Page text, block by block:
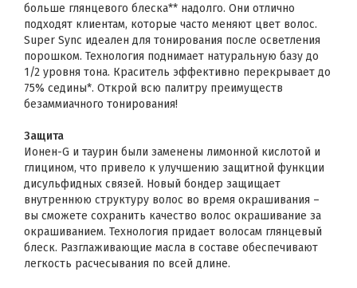
больше глянцевого блеска** надолго. Они отлично
подходят клиентам, которые часто меняют цвет волос.
Super Sync идеален для тонирования после осветления
порошком. Технология поднимает натуральную базу до
1/2 уровня тона. Краситель эффективно перекрывает до
75% седины*. Открой всю палитру преимуществ
безаммиачного тонирования!
Защита
Ионен-G и таурин были заменены лимонной кислотой и
глицином, что привело к улучшению защитной функции
дисульфидных связей. Новый бондер защищает
внутреннюю структуру волос во время окрашивания –
вы сможете сохранить качество волос окрашивание за
окрашиванием. Технология придает волосам глянцевый
блеск. Разглаживающие масла в составе обеспечивают
легкость расчесывания по всей длине.